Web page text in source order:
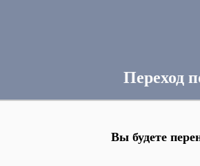
Переход
Вы будете